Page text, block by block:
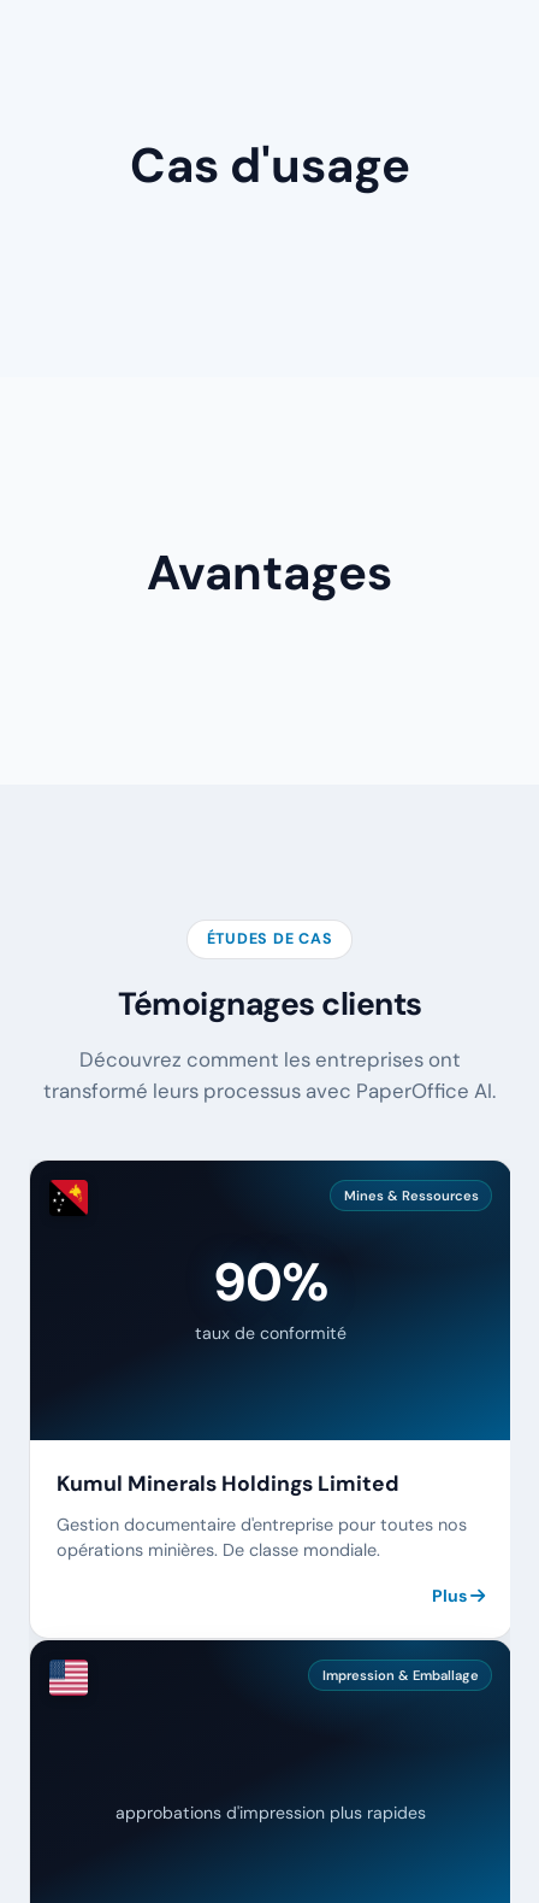
Cas d'usage
Avantages
ÉTUDES DE CAS
Témoignages clients
Découvrez comment les entreprises ont
transformé leurs processus avec PaperOffice AI.
Mines & Ressources
90%
taux de conformité
Kumul Minerals Holdings Limited
Gestion documentaire d'entreprise pour toutes nos
opérations minières. De classe mondiale.
Plus
Impression & Emballage
approbations d'impression plus rapides